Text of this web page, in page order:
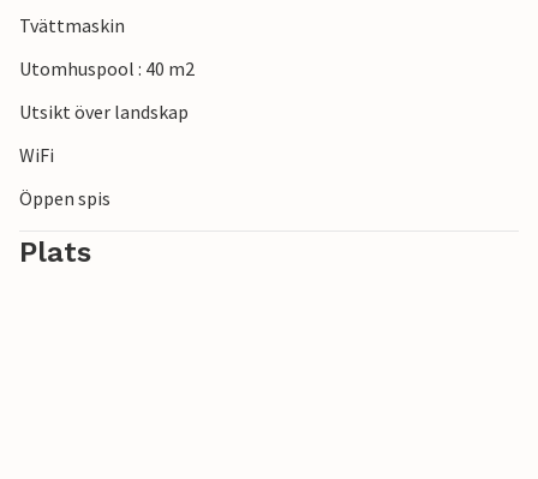
Tvättmaskin
Utomhuspool : 40 m2
Utsikt över landskap
WiFi
Öppen spis
Plats